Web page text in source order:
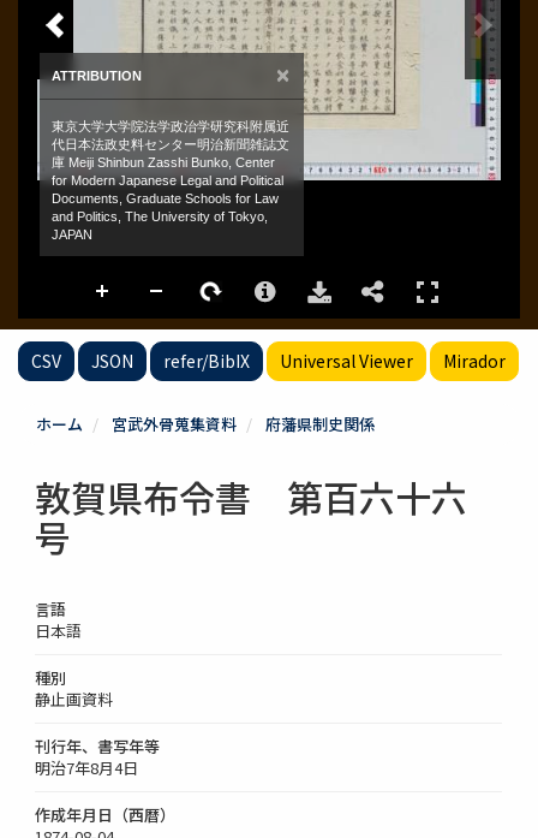
CSV JSON refer/BibIX Universal Viewer Mirador
ホーム 宮武外骨蒐集資料 府藩県制史関係
敦賀県布令書 第百六十六
号
言語
日本語
種別
静止画資料
刊行年、書写年等
明治7年8月4日
作成年月日（西暦）